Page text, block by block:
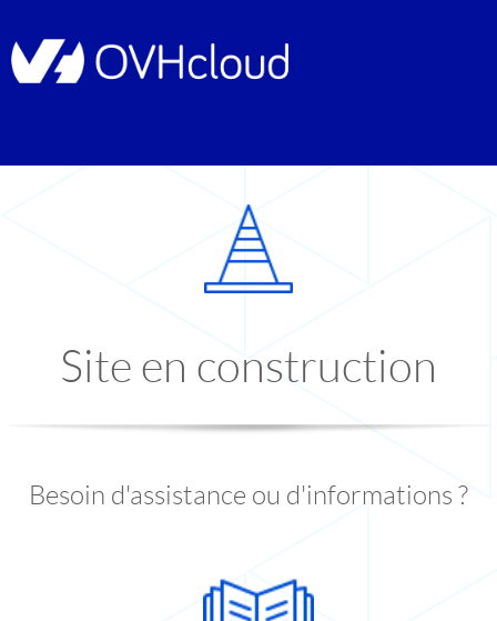
Site en construction
Besoin d'assistance ou d'informations ?